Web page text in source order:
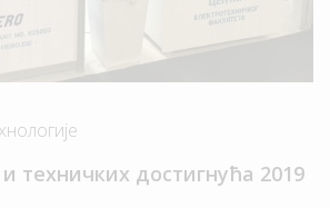
техничких достигнућа 2019